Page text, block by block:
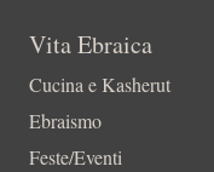
Vita Ebraica
Cucina e Kasherut
Ebraismo
Feste/Eventi